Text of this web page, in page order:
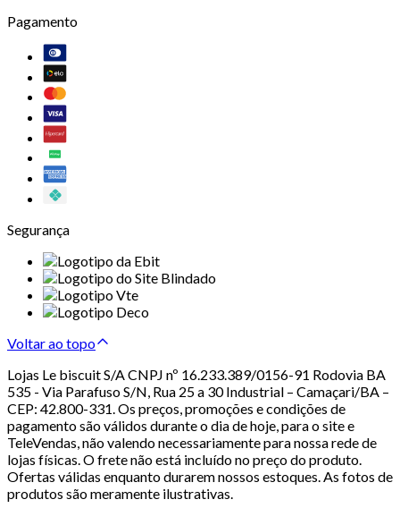
Pagamento
Segurança
Voltar ao topo
Lojas Le biscuit S/A CNPJ nº 16.233.389/0156-91 Rodovia BA
535 - Via Parafuso S/N, Rua 25 a 30 Industrial – Camaçari/BA –
CEP: 42.800-331. Os preços, promoções e condições de
pagamento são válidos durante o dia de hoje, para o site e
TeleVendas, não valendo necessariamente para nossa rede de
lojas físicas. O frete não está incluído no preço do produto.
Ofertas válidas enquanto durarem nossos estoques. As fotos de
produtos são meramente ilustrativas.